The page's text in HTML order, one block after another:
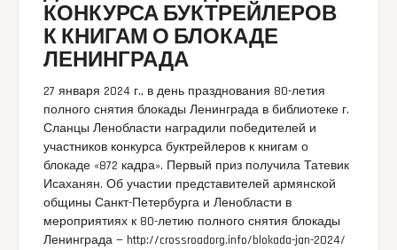
КОНКУРСА БУКТРЕЙЛЕРОВ
К КНИГАМ О БЛОКАДЕ
ЛЕНИНГРАДА
27 января 2024 г., в день празднования 80-летия
полного снятия блокады Ленинграда в библиотеке г.
Сланцы Ленобласти наградили победителей и
участников конкурса буктрейлеров к книгам о
блокаде «872 кадра». Первый приз получила Татевик
Исаханян. Об участии представителей армянской
общины Санкт-Петербурга и Ленобласти в
мероприятиях к 80-летию полного снятия блокады
Ленинграда — http://crossroadorg.info/blokada-jan-2024/